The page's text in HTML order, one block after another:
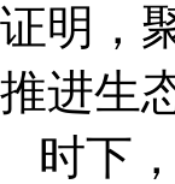
证明，
推进生
时下